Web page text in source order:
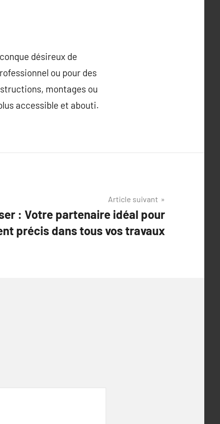
désireux de
ou pour des
montages ou
accessible et abouti.
Article suivant
: Votre partenaire idéal pour
précis dans tous vos travaux